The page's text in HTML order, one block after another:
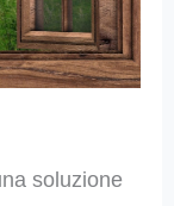
soluzione